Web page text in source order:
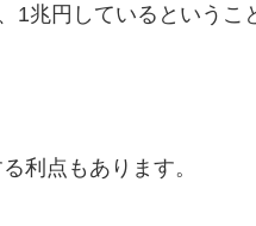
1兆円しているという
利点もあります。